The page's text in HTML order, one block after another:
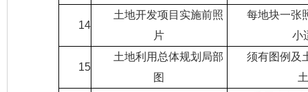
14
土地开发项目实施前照
片
每地块一张
小
15
土地利用总体规划局部
图
须有图例及